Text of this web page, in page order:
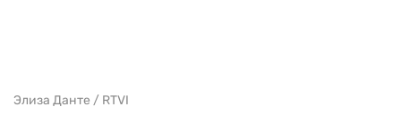
Элиза Данте / RTVI